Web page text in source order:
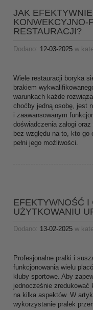
JAK
KONWEKCYJNO-
RESTAURACJI?
Dodano: 12-03-2025 w
Wiele restauracji boryka
brakiem
warunkach każde
choćby jedną osobę, jest
i zaawansowanym
doświadczenia załogi
bez względu na to, kto go
pełni jego możliwości.
EFEKTYWNOŚĆ
UŻYTKOWANIU
Dodano: 13-02-2025 w
Profesjonalne pralki i
funkcjonowania wielu
kluby sportowe. Aby
jednocześnie
na kilka aspektów. W
wykorzystanie pralek